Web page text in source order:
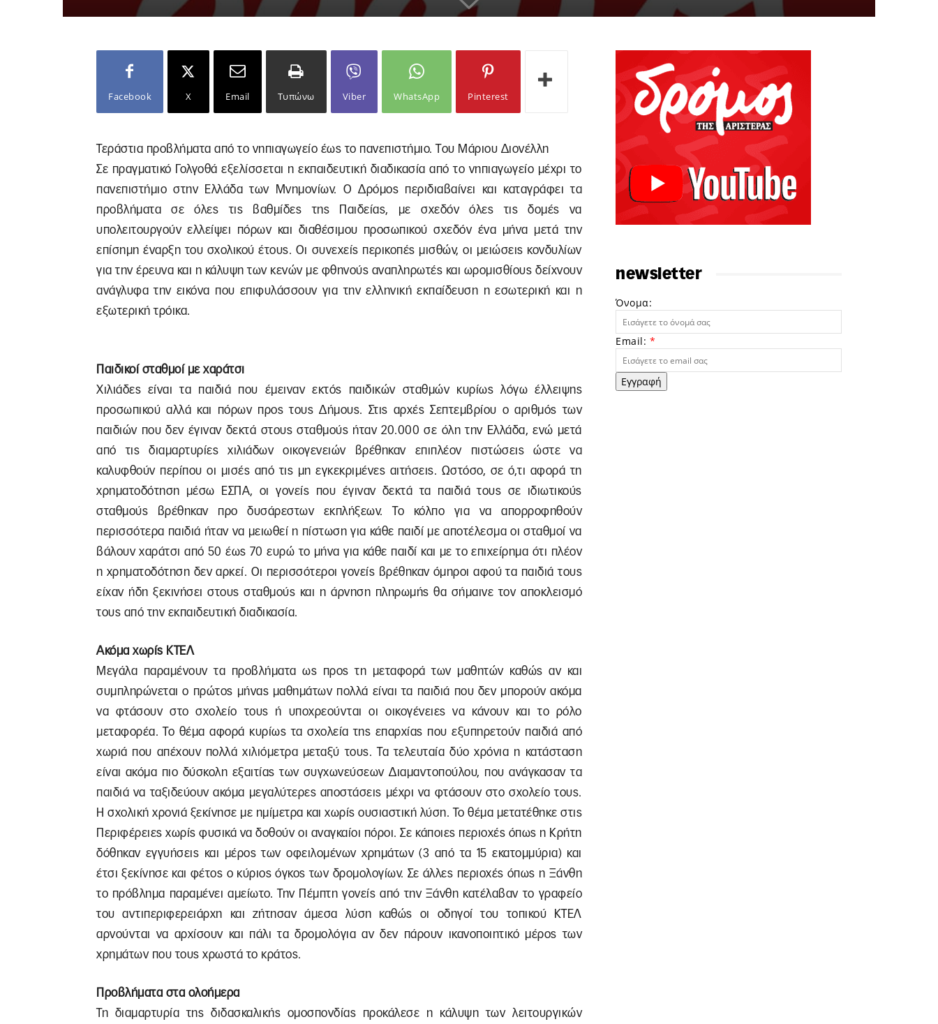
Facebook X Email Τυπώνω Viber WhatsApp Pinterest
Τεράστια προβλήματα από το νηπιαγωγείο έως το πανεπιστήμιο. Tου Μάριου Διονέλλη
Σε πραγματικό Γολγοθά εξελίσσεται η εκπαιδευτική διαδικασία από το νηπιαγωγείο μέχρι το
πανεπιστήμιο στην Ελλάδα των Μνημονίων. Ο Δρόμος περιδιαβαίνει και καταγράφει τα
προβλήματα σε όλες τις βαθμίδες της Παιδείας, με σχεδόν όλες τις δομές να
υπολειτουργούν ελλείψει πόρων και διαθέσιμου προσωπικού σχεδόν ένα μήνα μετά την
επίσημη έναρξη του σχολικού έτους. Οι συνεχείς περικοπές μισθών, οι μειώσεις κονδυλίων
για την έρευνα και η κάλυψη των κενών με φθηνούς αναπληρωτές και ωρομισθίους δείχνουν
ανάγλυφα την εικόνα που επιφυλάσσουν για την ελληνική εκπαίδευση η εσωτερική και η
εξωτερική τρόικα.
Παιδικοί σταθμοί με χαράτσι
Χιλιάδες είναι τα παιδιά που έμειναν εκτός παιδικών σταθμών κυρίως λόγω έλλειψης
προσωπικού αλλά και πόρων προς τους Δήμους. Στις αρχές Σεπτεμβρίου ο αριθμός των
παιδιών που δεν έγιναν δεκτά στους σταθμούς ήταν 20.000 σε όλη την Ελλάδα, ενώ μετά
από τις διαμαρτυρίες χιλιάδων οικογενειών βρέθηκαν επιπλέον πιστώσεις ώστε να
καλυφθούν περίπου οι μισές από τις μη εγκεκριμένες αιτήσεις. Ωστόσο, σε ό,τι αφορά τη
χρηματοδότηση μέσω ΕΣΠΑ, οι γονείς που έγιναν δεκτά τα παιδιά τους σε ιδιωτικούς
σταθμούς βρέθηκαν προ δυσάρεστων εκπλήξεων. Το κόλπο για να απορροφηθούν
περισσότερα παιδιά ήταν να μειωθεί η πίστωση για κάθε παιδί με αποτέλεσμα οι σταθμοί να
βάλουν χαράτσι από 50 έως 70 ευρώ το μήνα για κάθε παιδί και με το επιχείρημα ότι πλέον
η χρηματοδότηση δεν αρκεί. Οι περισσότεροι γονείς βρέθηκαν όμηροι αφού τα παιδιά τους
είχαν ήδη ξεκινήσει στους σταθμούς και η άρνηση πληρωμής θα σήμαινε τον αποκλεισμό
τους από την εκπαιδευτική διαδικασία.
Ακόμα χωρίς ΚΤΕΛ
Μεγάλα παραμένουν τα προβλήματα ως προς τη μεταφορά των μαθητών καθώς αν και
συμπληρώνεται ο πρώτος μήνας μαθημάτων πολλά είναι τα παιδιά που δεν μπορούν ακόμα
να φτάσουν στο σχολείο τους ή υποχρεούνται οι οικογένειες να κάνουν και το ρόλο
μεταφορέα. Το θέμα αφορά κυρίως τα σχολεία της επαρχίας που εξυπηρετούν παιδιά από
χωριά που απέχουν πολλά χιλιόμετρα μεταξύ τους. Τα τελευταία δύο χρόνια η κατάσταση
είναι ακόμα πιο δύσκολη εξαιτίας των συγχωνεύσεων Διαμαντοπούλου, που ανάγκασαν τα
παιδιά να ταξιδεύουν ακόμα μεγαλύτερες αποστάσεις μέχρι να φτάσουν στο σχολείο τους.
Η σχολική χρονιά ξεκίνησε με ημίμετρα και χωρίς ουσιαστική λύση. Το θέμα μετατέθηκε στις
Περιφέρειες χωρίς φυσικά να δοθούν οι αναγκαίοι πόροι. Σε κάποιες περιοχές όπως η Κρήτη
δόθηκαν εγγυήσεις και μέρος των οφειλομένων χρημάτων (3 από τα 15 εκατομμύρια) και
έτσι ξεκίνησε και φέτος ο κύριος όγκος των δρομολογίων. Σε άλλες περιοχές όπως η Ξάνθη
το πρόβλημα παραμένει αμείωτο. Την Πέμπτη γονείς από την Ξάνθη κατέλαβαν το γραφείο
του αντιπεριφερειάρχη και ζήτησαν άμεσα λύση καθώς οι οδηγοί του τοπικού ΚΤΕΛ
αρνούνται να αρχίσουν και πάλι τα δρομολόγια αν δεν πάρουν ικανοποιητικό μέρος των
χρημάτων που τους χρωστά το κράτος.
Προβλήματα στα ολοήμερα
Τη διαμαρτυρία της διδασκαλικής ομοσπονδίας προκάλεσε η κάλυψη των λειτουργικών
newsletter
Όνομα:
Email: *
Εγγραφή